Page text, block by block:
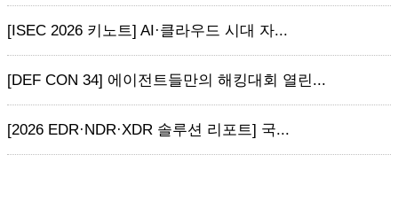
[ISEC 2026 키노트] AI·클라우드 시대 자...
[DEF CON 34] 에이전트들만의 해킹대회 열린...
[2026 EDR·NDR·XDR 솔루션 리포트] 국...